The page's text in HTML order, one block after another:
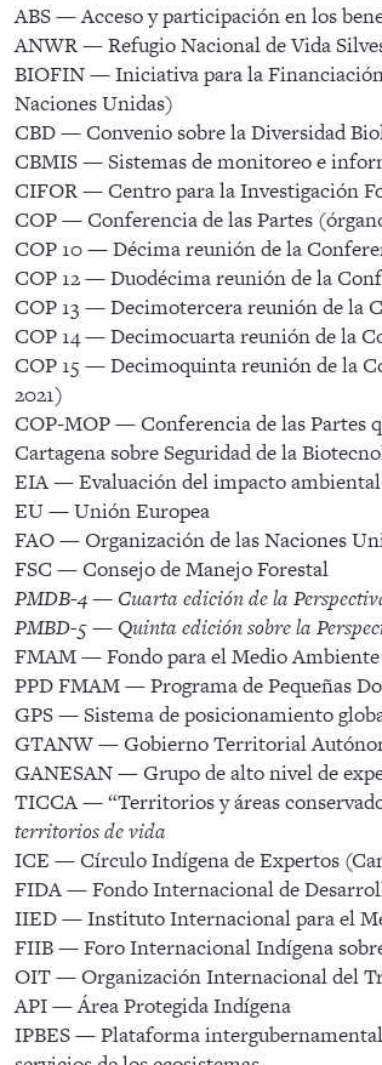
ABS — Acceso y participación en los
ANWR — Refugio Nacional de Vida
BIOFIN — Iniciativa para la
Naciones Unidas)
CBD — Convenio sobre la Diversidad
CBMIS — Sistemas de monitoreo e
CIFOR — Centro para la Investigación
COP — Conferencia de las Partes
COP 10 — Décima reunión de la
COP 12 — Duodécima reunión de la
COP 13 — Decimotercera reunión de la
COP 14 — Decimocuarta reunión de la
COP 15 — Decimoquinta reunión de la
2021)
COP-MOP — Conferencia de las Partes
Cartagena sobre Seguridad de la
EIA — Evaluación del impacto ambiental
EU — Unión Europea
FAO — Organización de las Naciones
FSC — Consejo de Manejo Forestal
PMDB-4 — Cuarta edición de la
PMBD-5 — Quinta edición sobre la
FMAM — Fondo para el Medio
PPD FMAM — Programa de Pequeñas
GPS — Sistema de posicionamiento
GTANW — Gobierno Territorial
GANESAN — Grupo de alto nivel de
TICCA — “Territorios y áreas
territorios de vida
ICE — Círculo Indígena de Expertos
FIDA — Fondo Internacional de
IIED — Instituto Internacional para el
FIIB — Foro Internacional Indígena
OIT — Organización Internacional del
API — Área Protegida Indígena
IPBES — Plataforma